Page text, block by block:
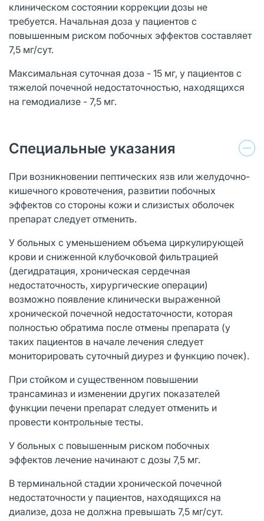
клиническом состоянии коррекции дозы не
требуется. Начальная доза у пациентов с
повышенным риском побочных эффектов составляет
7,5 мг/сут.
Максимальная суточная доза - 15 мг, у пациентов с
тяжелой почечной недостаточностью, находящихся
на гемодиализе - 7,5 мг.
Специальные указания
При возникновении пептических язв или желудочно-
кишечного кровотечения, развитии побочных
эффектов со стороны кожи и слизистых оболочек
препарат следует отменить.
У больных с уменьшением объема циркулирующей
крови и сниженной клубочковой фильтрацией
(дегидратация, хроническая сердечная
недостаточность, хирургические операции)
возможно появление клинически выраженной
хронической почечной недостаточности, которая
полностью обратима после отмены препарата (у
таких пациентов в начале лечения следует
мониторировать суточный диурез и функцию почек).
При стойком и существенном повышении
трансаминаз и изменении других показателей
функции печени препарат следует отменить и
провести контрольные тесты.
У больных с повышенным риском побочных
эффектов лечение начинают с дозы 7,5 мг.
В терминальной стадии хронической почечной
недостаточности у пациентов, находящихся на
диализе, доза не должна превышать 7,5 мг/сут.